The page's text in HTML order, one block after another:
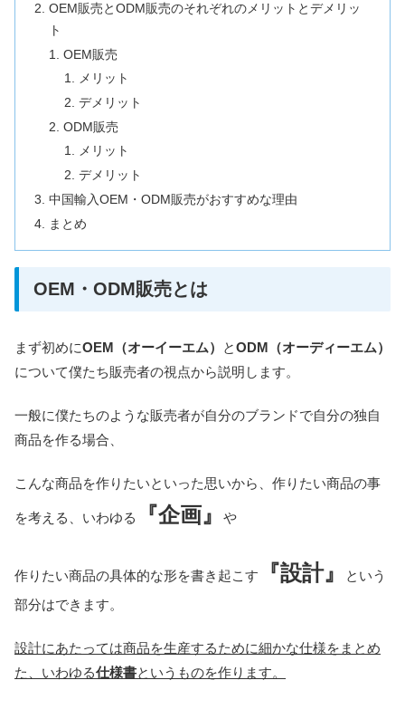
OEM販売とODM販売のそれぞれのメリットとデメリッ
ト
OEM販売
メリット
デメリット
ODM販売
メリット
デメリット
中国輸入OEM・ODM販売がおすすめな理由
まとめ
OEM・ODM販売とは
まず初めにOEM（オーイーエム） とODM（オーディーエム）
について僕たち販売者の視点から説明します。
一般に僕たちのような販売者が自分のブランドで自分の独自
商品を作る場合、
こんな商品を作りたいといった思いから、作りたい商品の事
を考える、いわゆる 『企画』 や
作りたい商品の具体的な形を書き起こす 『設計』
という
部分はできます。
設計にあたっては商品を生産するために細かな仕様をまとめ
た、いわゆる仕様書というものを作ります。